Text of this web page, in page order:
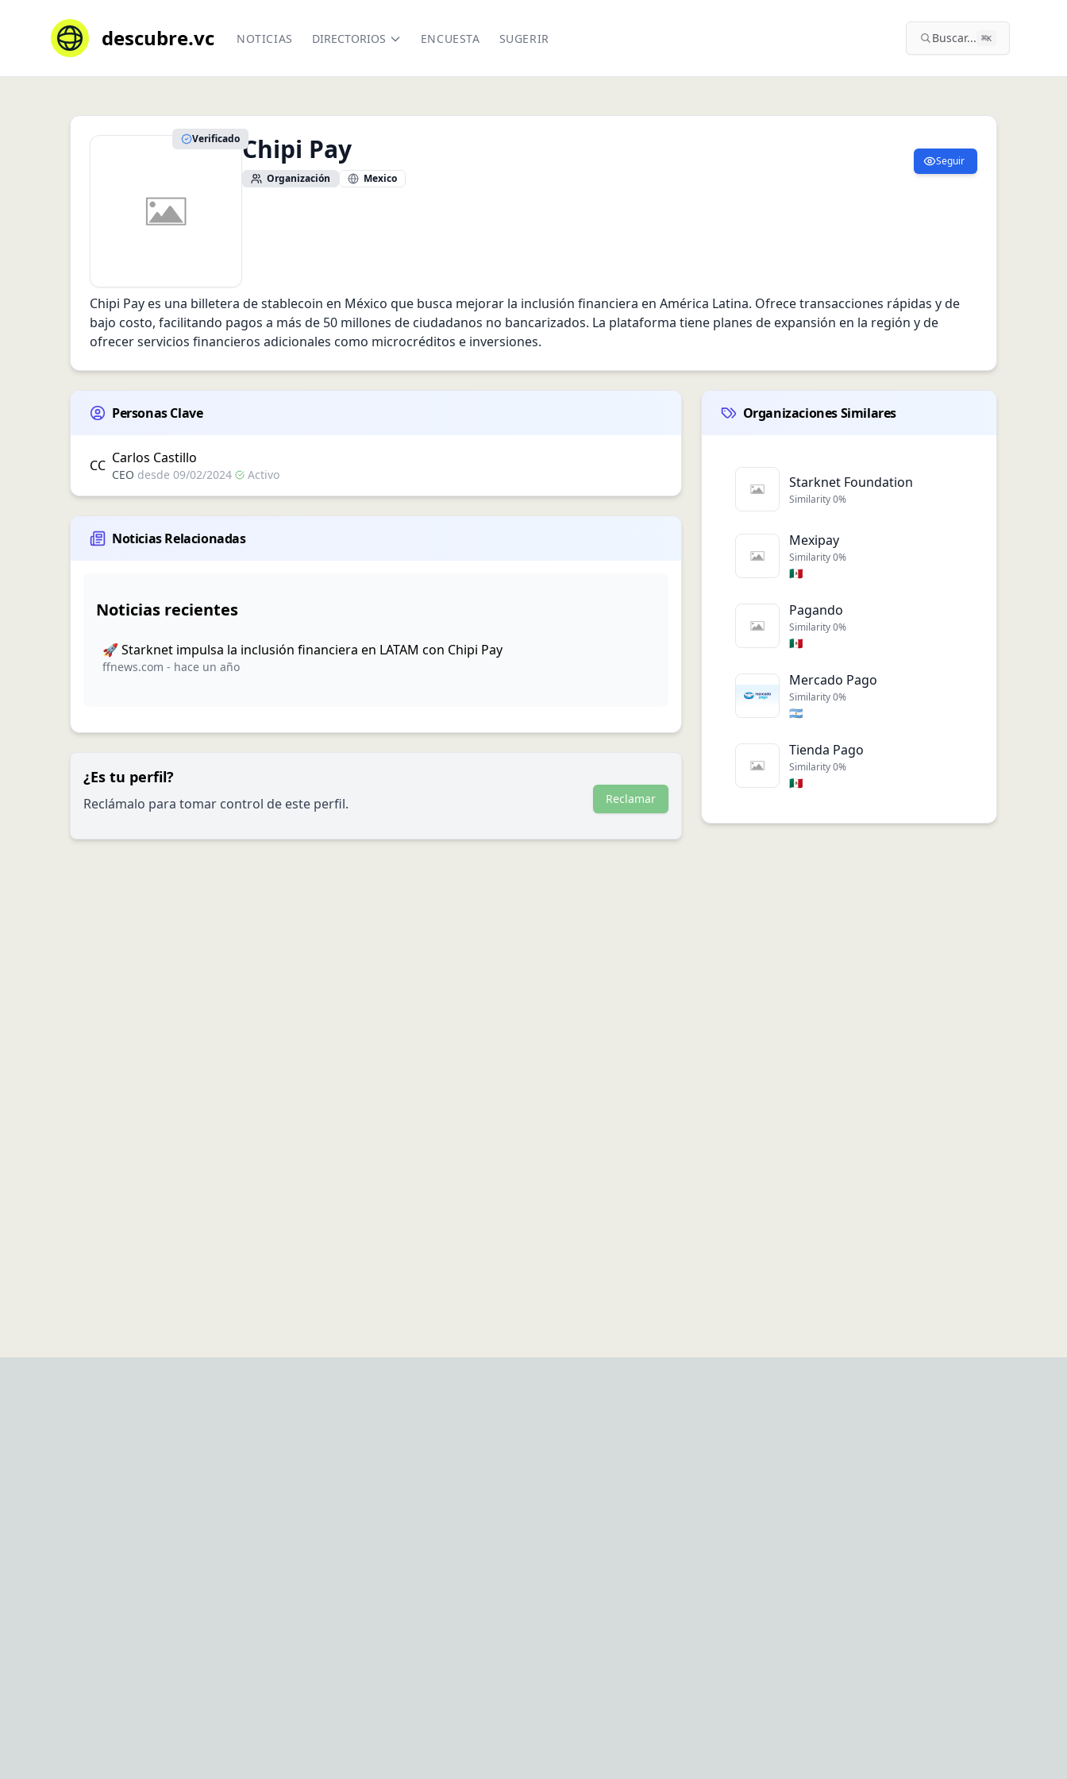
descubre.vc NOTICIAS DIRECTORIOS ENCUESTA SUGERIR Buscar... ⌘K
Verificado Chipi Pay
Organización Mexico
Seguir
Chipi Pay es una billetera de stablecoin en México que busca mejorar la inclusión financiera en América Latina. Ofrece transacciones rápidas y de
bajo costo, facilitando pagos a más de 50 millones de ciudadanos no bancarizados. La plataforma tiene planes de expansión en la región y de
ofrecer servicios financieros adicionales como microcréditos e inversiones.
Personas Clave
CC Carlos Castillo
CEO desde 09/02/2024 Activo
Noticias Relacionadas
Noticias recientes
🚀 Starknet impulsa la inclusión financiera en LATAM con Chipi Pay
ffnews.com - hace un año
¿Es tu perfil?
Reclámalo para tomar control de este perfil. Reclamar
Organizaciones Similares
Starknet Foundation
Similarity0%
Mexipay
Similarity0%
🇲🇽
Pagando
Similarity0%
🇲🇽
Mercado Pago
Similarity0%
🇦🇷
Tienda Pago
Similarity0%
🇲🇽